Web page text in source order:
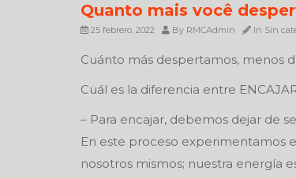
Quanto mais você
25 febrero, 2022 By RMCAdmin In Sin
Cuánto más despertamos, menos
Cuál es la diferencia entre
– Para encajar, debemos dejar de
En este proceso experimentamos
nosotros mismos; nuestra energía